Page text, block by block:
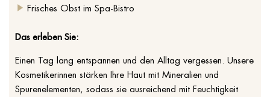
Frisches Obst im Spa-Bistro
Das erleben Sie:
Einen Tag lang entspannen und den Alltag vergessen. Unsere
Kosmetikerinnen stärken Ihre Haut mit Mineralien und
Spurenelementen, sodass sie ausreichend mit Feuchtigkeit